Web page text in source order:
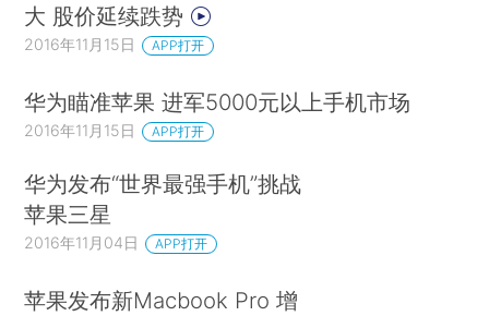
大 股价延续跌势
2016年11月15日 APP打开
华为瞄准苹果 进军5000元以上手机市场
2016年11月15日 APP打开
华为发布“世界最强手机”挑战
苹果三星
2016年11月04日 APP打开
苹果发布新Macbook Pro 增